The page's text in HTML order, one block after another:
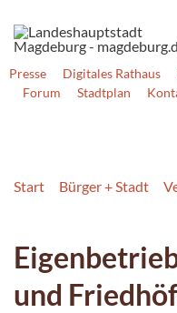
Presse Digitales Rathaus
Forum
Stadtplan
Start Bürger + Stadt
und